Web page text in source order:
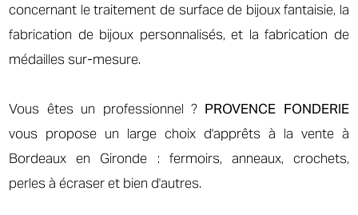
concernant le traitement de surface de bijoux fantaisie, la
fabrication de bijoux personnalisés, et la fabrication de
médailles sur-mesure.
Vous êtes un professionnel ? PROVENCE FONDERIE
vous propose un large choix d'apprêts à la vente à
Bordeaux en Gironde : fermoirs, anneaux, crochets,
perles à écraser et bien d'autres.